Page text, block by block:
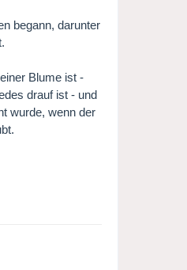
begann, darunter
Blume ist -
drauf ist - und
wurde, wenn der